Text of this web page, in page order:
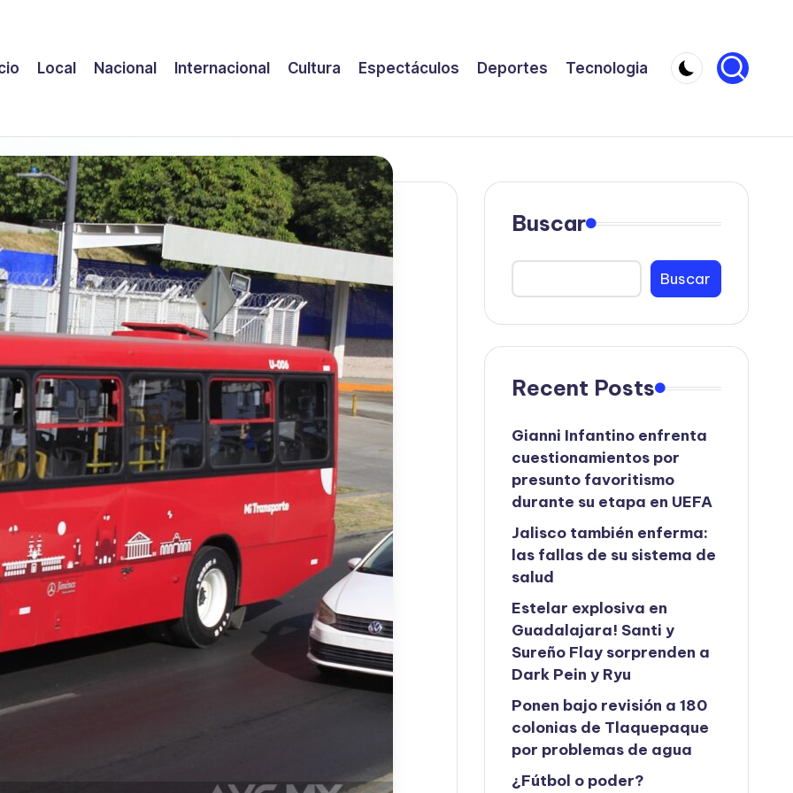
Local Nacional Internacional Cultura Espectáculos Deportes Tecnologia
Buscar
Buscar
Recent Posts
Gianni Infantino enfrenta
cuestionamientos por
presunto favoritismo
durante su etapa en UEFA
Jalisco también enferma:
las fallas de su sistema de
salud
Estelar explosiva en
Guadalajara! Santi y
Sureño Flay sorprenden a
Dark Pein y Ryu
Ponen bajo revisión a 180
colonias de Tlaquepaque
por problemas de agua
¿Fútbol o poder?